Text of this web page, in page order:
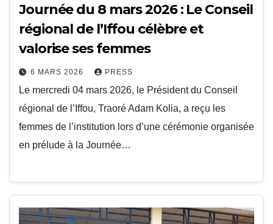
Journée du 8 mars 2026 : Le Conseil
régional de l’Iffou célèbre et
valorise ses femmes
6 MARS 2026 PRESS
Le mercredi 04 mars 2026, le Président du Conseil
régional de l’Iffou, Traoré Adam Kolia, a reçu les
femmes de l’institution lors d’une cérémonie organisée
en prélude à la Journée…